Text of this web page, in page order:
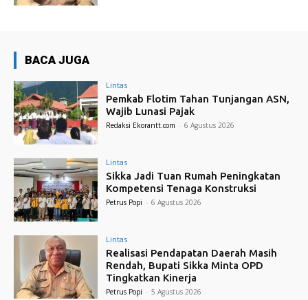
BACA JUGA
Lintas
Pemkab Flotim Tahan Tunjangan ASN,
Wajib Lunasi Pajak
Redaksi Ekorantt.com - 6 Agustus 2026
Lintas
Sikka Jadi Tuan Rumah Peningkatan
Kompetensi Tenaga Konstruksi
Petrus Popi - 6 Agustus 2026
Lintas
Realisasi Pendapatan Daerah Masih
Rendah, Bupati Sikka Minta OPD
Tingkatkan Kinerja
Petrus Popi - 5 Agustus 2026